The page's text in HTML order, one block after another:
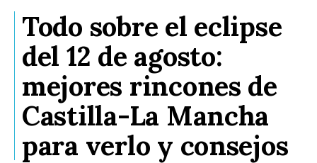
Todo sobre el eclipse
del 12 de agosto:
mejores rincones de
Castilla-La Mancha
para verlo y consejos